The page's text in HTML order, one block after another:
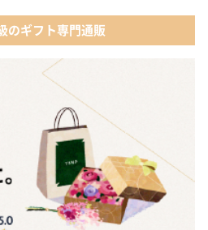
のギフト専門通販